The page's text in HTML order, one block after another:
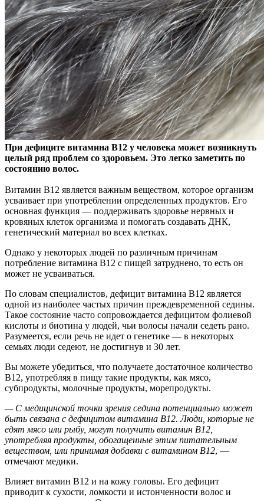
При дефиците витамина В12 у человека может возникнуть
целый ряд проблем со здоровьем. Это легко заметить по
состоянию волос.
Витамин В12 является важным веществом, которое организм
усваивает при употреблении определенных продуктов. Его
основная функция — поддерживать здоровье нервных и
кровяных клеток организма и помогать создавать ДНК,
генетический материал во всех клетках.
Однако у некоторых людей по различным причинам
потребление витамина В12 с пищей затруднено, то есть он
может не усваиваться.
По словам специалистов, дефицит витамина В12 является
одной из наиболее частых причин преждевременной седины.
Такое состояние часто сопровождается дефицитом фолиевой
кислоты и биотина у людей, чьи волосы начали седеть рано.
Разумеется, если речь не идет о генетике — в некоторых
семьях люди седеют, не достигнув и 30 лет.
Вы можете убедиться, что получаете достаточное количество
В12, употребляя в пищу такие продукты, как мясо,
субпродукты, молочные продукты, морепродукты.
— С медицинской точки зрения седина потенциально может
быть связана с дефицитом витамина В12. Люди, которые не
едят мясо или рыбу, могут получить витамин В12,
употребляя продукты, обогащенные этим питательным
веществом, или принимая добавки с витамином В12, —
отмечают медики.
Влияет витамин В12 и на кожу головы. Его дефицит
приводит к сухости, ломкости и истонченности волос и